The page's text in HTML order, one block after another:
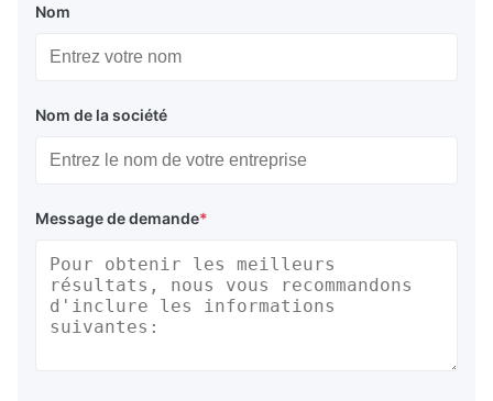
Nom
Nom de la société
Message de demande*